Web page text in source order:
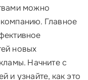
можно
Главное
новых
Начните с
и узнайте, как это